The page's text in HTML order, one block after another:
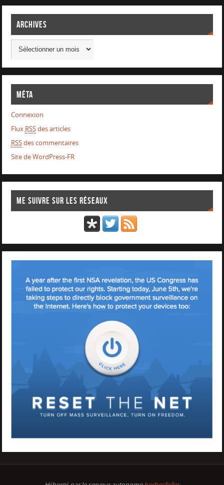
Archives
Méta
Connexion
Flux RSSdes articles
RSSdes commentaires
Site de WordPress-FR
Me suivre sur les réseaux